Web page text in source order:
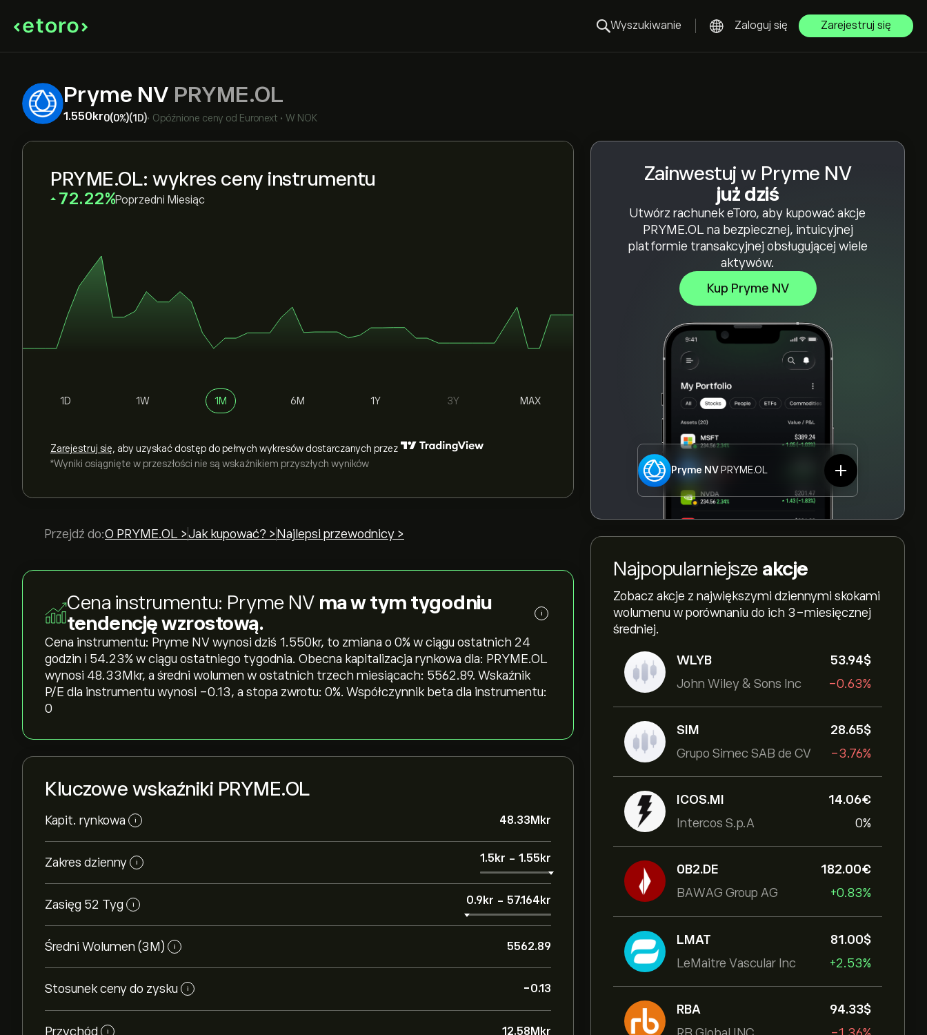
Wyszukiwanie Zaloguj się Zarejestruj się
Pryme NV PRYME.OL
1.550‎kr‎0(0%)(1D)• Opóźnione ceny od Euronext • W NOK
Zainwestuj w Pryme NV
już dziś
Utwórz rachunek eToro, aby kupować akcje
PRYME.OL na bezpiecznej, intuicyjnej
platformie transakcyjnej obsługującej wiele
aktywów.
Kup Pryme NV
Pryme NV PRYME.OL
Najpopularniejsze akcje
Zobacz akcje z największymi dziennymi skokami
wolumenu w porównaniu do ich 3-miesięcznej
średniej.
WLYB
John Wiley & Sons Inc
53.94‎$‎
-0.63%
SIM
Grupo Simec SAB de CV
28.65‎$‎
-3.76%
ICOS.MI
Intercos S.p.A
14.06‎€‎
0%
0B2.DE
BAWAG Group AG
182.00‎€‎
+0.83%
LMAT
LeMaitre Vascular Inc
81.00‎$‎
+2.53%
RBA
94.33‎$‎
PRYME.OL: wykres ceny instrumentu
‎72.22‎ Poprzedni Miesiąc
1D 1W 1M 6M 1Y 3Y MAX
Zarejestruj się, aby uzyskać dostęp do pełnych wykresów dostarczanych przez
*Wyniki osiągnięte w przeszłości nie są wskaźnikiem przyszłych wyników
Przejdź do:O PRYME.OL >Jak kupować? > Najlepsi przewodnicy >
Cena instrumentu: Pryme NV ma w tym tygodniu
tendencję wzrostową.
i
Cena instrumentu: Pryme NV wynosi dziś 1.550‎kr‎, to zmiana o ‎0‎% w ciągu ostatnich 24
godzin i ‎54.23‎% w ciągu ostatniego tygodnia. Obecna kapitalizacja rynkowa dla: PRYME.OL
wynosi 48.33M‎kr‎, a średni wolumen w ostatnich trzech miesiącach: 5562.89. Wskaźnik
P/E dla instrumentu wynosi -0.13, a stopa zwrotu: 0%. Współczynnik beta dla instrumentu:
0
Kluczowe wskaźniki PRYME.OL
Kapit. rynkowa i 48.33M‎kr‎
Zakres dzienny i 1.5‎kr‎ - 1.55‎kr‎
Zasięg 52 Tyg i 0.9‎kr‎ - 57.164‎kr‎
Średni Wolumen (3M) i 5562.89
Stosunek ceny do zysku i -0.13
Przychód i 12.58M‎kr‎